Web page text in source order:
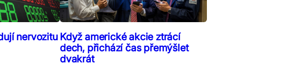
nervozitu Když americké akcie ztrácí
dech, přichází čas přemýšlet
dvakrát